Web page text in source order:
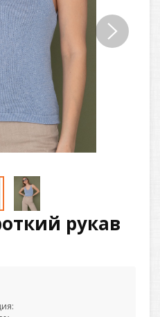
рукав